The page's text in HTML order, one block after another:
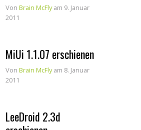
Von Brain McFly am 9. Januar
2011
MiUi 1.1.07 erschienen
Von Brain McFly am 8. Januar
2011
LeeDroid 2.3d